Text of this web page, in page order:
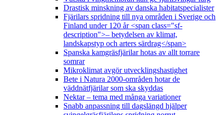
Drastisk minskning av danska habitatspecialister
Fjärilars spridning till nya områden i Sverige och
Finland under 120 år <span class="sf-
description">– betydelsen av klimat,
landskapstyp och arters särdrag</span>
Spanska kamgräsfjärilar hotas av allt torrare
somrar
Mikroklimat avgör utvecklingshastighet
Bete i Natura 2000-områden hotar de
väddnätfjärilar som ska skyddas
Nektar – tema med många variationer
Snabb anpassning till dagslängd hjälper